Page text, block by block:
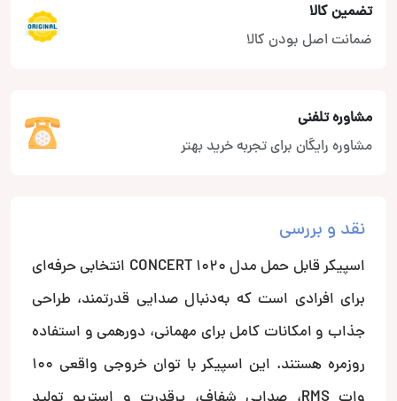
تضمین کالا
ضمانت اصل بودن کالا
مشاوره تلفنی
مشاوره رایگان برای تجربه خرید بهتر
نقد و بررسی
اسپیکر قابل حمل مدل CONCERT 1020 انتخابی حرفه‌ای
برای افرادی است که به‌دنبال صدایی قدرتمند، طراحی
جذاب و امکانات کامل برای مهمانی، دورهمی و استفاده
روزمره هستند. این اسپیکر با توان خروجی واقعی 100